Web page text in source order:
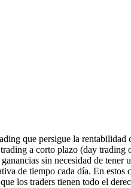
que persigue la
a corto plazo (day trading
sin necesidad de
de tiempo cada día. En estos
los traders tienen todo el